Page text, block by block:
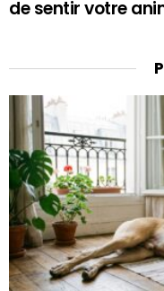
de sentir votre